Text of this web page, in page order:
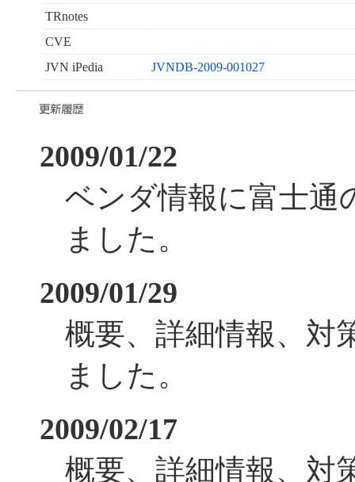
TRnotes
CVE
JVN iPedia
JVNDB-2009-001027
2009/01/22
ベンダ情報に富士通
ました。
2009/01/29
概要、詳細情報、対
ました。
2009/02/17
概要、詳細情報、対